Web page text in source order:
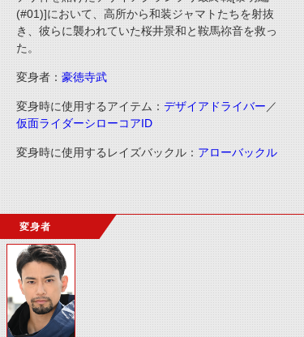
(#01)]において、高所から和装ジャマトたちを射抜
き、彼らに襲われていた桜井景和と鞍馬祢音を救っ
た。
変身者： 豪徳寺武
変身時に使用するアイテム： デザイアドライバー ／
仮面ライダーシローコアID
変身時に使用するレイズバックル： アローバックル
変身者